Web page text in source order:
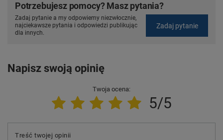
Potrzebujesz pomocy? Masz pytania?
Zadaj pytanie a my odpowiemy niezwłocznie,
najciekawsze pytania i odpowiedzi publikując
dla innych.
Zadaj pytanie
Napisz swoją opinię
Twoja ocena:
5/5
Treść twojej opinii